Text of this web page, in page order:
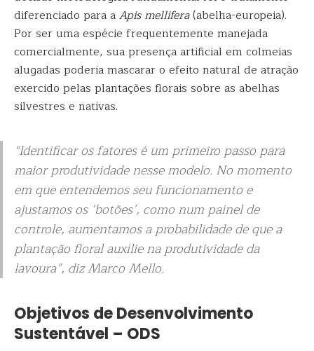
diferenciado para aApis mellifera(abelha-europeia).
Por ser uma espécie frequentemente manejada
comercialmente, sua presença artificial em colmeias
alugadas poderia mascarar o efeito natural de atração
exercido pelas plantações florais sobre as abelhas
silvestres e nativas.
“Identificar os fatores é um primeiro passo para
maior produtividade nesse modelo. No momento
em que entendemos seu funcionamento e
ajustamos os ‘botões’, como num painel de
controle, aumentamos a probabilidade de que a
plantação floral auxilie na produtividade da
lavoura”, diz Marco Mello.
Objetivos de Desenvolvimento
Sustentável – ODS